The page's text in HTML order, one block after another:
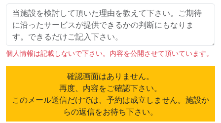
個人情報は記載しないで下さい。内容を公開させて頂いています。
確認画面はありません。
再度、内容をご確認下さい。
このメール送信だけでは、予約は成立しません。施設か
らの返信をお待ち下さい。